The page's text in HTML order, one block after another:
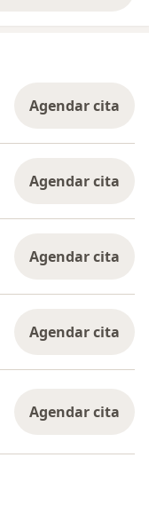
Agendar cita
Agendar cita
Agendar cita
Agendar cita
Agendar cita